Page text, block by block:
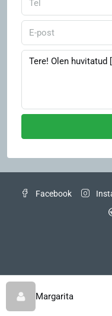
Margarita
Facebook
© Lisainfo telefoni teel 525